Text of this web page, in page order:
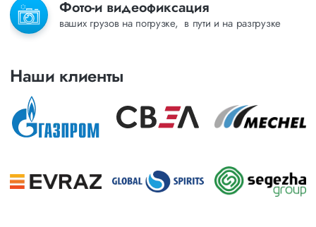
Фото-и видеофиксация
ваших грузов на погрузке, в пути и на разгрузке
Наши клиенты